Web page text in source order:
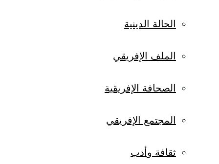
الحالة الدينية
الملف الإفريقي
الصحافة الإفريقية
المجتمع الإفريقي
ثقافة وأدب